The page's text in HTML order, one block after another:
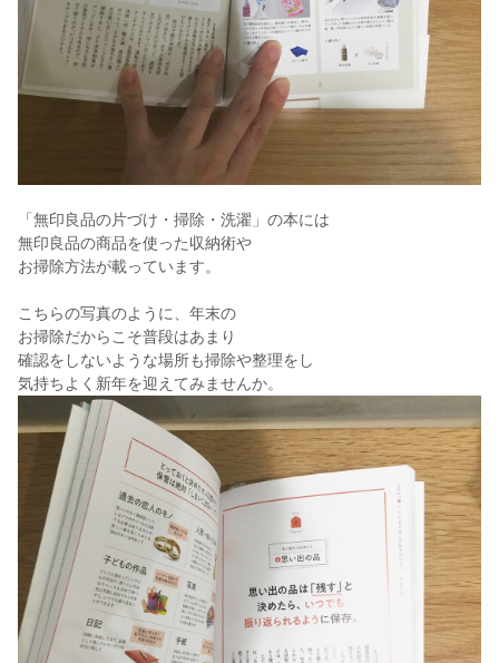
「無印良品の片づけ・掃除・洗濯」の本には
無印良品の商品を使った収納術や
お掃除方法が載っています。
こちらの写真のように、年末の
お掃除だからこそ普段はあまり
確認をしないような場所も掃除や整理をし
気持ちよく新年を迎えてみませんか。